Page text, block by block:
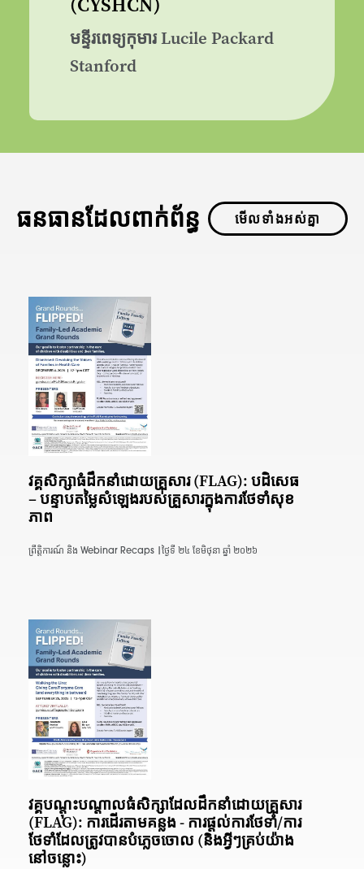
មន្ទីរពេទ្យកុមារ Lucile Packard
Stanford
ធនធានដែលពាក់ព័ន្ធ មើលទាំងអស់គ្នា
វគ្គ​សិក្សា​ធំ​ដឹកនាំ​ដោយ​គ្រួសារ (FLAG): បដិសេធ
– បន្ទាប​តម្លៃ​សំឡេង​របស់​គ្រួសារ​ក្នុង​ការ​ថែទាំ​សុខ
ភាព
ព្រឹត្តិការណ៍ និង Webinar Recaps | ថ្ងៃទី ២៤ ខែមិថុនា ឆ្នាំ ២០២៦
វគ្គបណ្តុះបណ្តាលធំសិក្សាដែលដឹកនាំដោយគ្រួសារ
(FLAG): ការដើរតាមគន្លង - ការផ្តល់ការថែទាំ/ការ
ថែទាំដែលត្រូវបានបំភ្លេចចោល (និងអ្វីៗគ្រប់យ៉ាង
នៅចន្លោះ)